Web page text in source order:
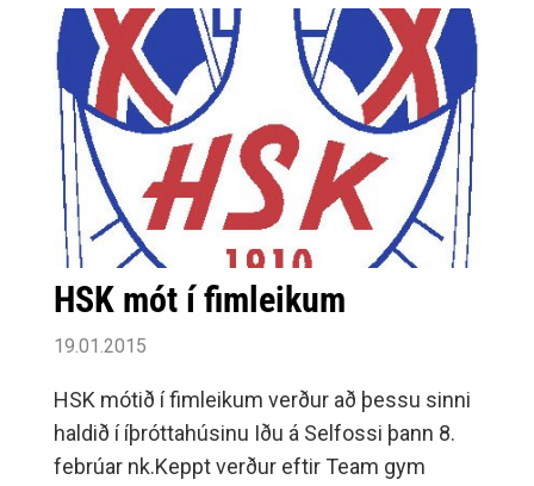
HSK mót í fimleikum
19.01.2015
HSK mótið í fimleikum verður að þessu sinni
haldið í íþróttahúsinu Iðu á Selfossi þann 8.
febrúar nk.Keppt verður eftir Team gym